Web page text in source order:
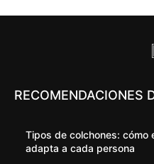
RECOMENDACIONES
Tipos de colchones: cómo
adapta a cada persona